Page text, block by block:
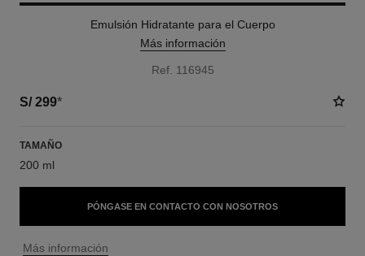
Emulsión Hidratante para el Cuerpo
Más información
Ref. 116945
S/ 299*
TAMAÑO
200 ml
PÓNGASE EN CONTACTO CON NOSOTROS
↩
Más información